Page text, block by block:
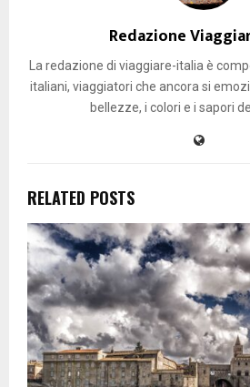
Redazione
La redazione di viaggiare-italia è
italiani, viaggiatori che ancora si
bellezze, i colori e i sapori
RELATED POSTS